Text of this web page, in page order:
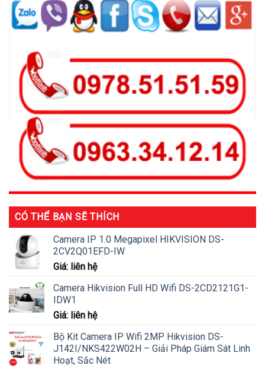
CÓ THỂ BẠN SẼ THÍCH
Camera IP 1.0 Megapixel HIKVISION DS-
2CV2Q01EFD-IW
Giá: liên hệ
Camera Hikvision Full HD Wifi DS-2CD2121G1-
IDW1
Giá: liên hệ
Bộ Kit Camera IP Wifi 2MP Hikvision DS-
J142I/NKS422W02H – Giải Pháp Giám Sát Linh
Hoạt, Sắc Nét